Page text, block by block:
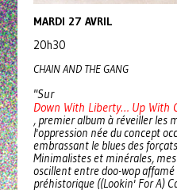
MARDI 27 AVRIL
20h30
CHAIN AND THE GANG
"Sur
Down With Liberty… Up With
, premier album à réveiller les
l'oppression née du concept
embrassant le blues des
Minimalistes et minérales,
oscillent entre doo-wop
préhistorique ((Lookin' For A)